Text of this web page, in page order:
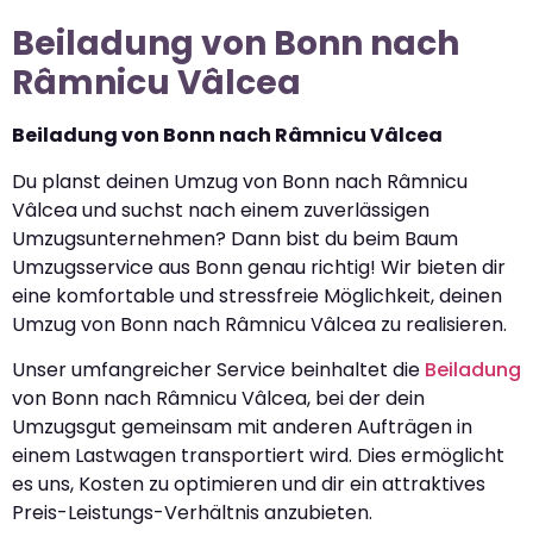
Beiladung von Bonn nach
Râmnicu Vâlcea
Beiladung von Bonn nach Râmnicu Vâlcea
Du planst deinen Umzug von Bonn nach Râmnicu
Vâlcea und suchst nach einem zuverlässigen
Umzugsunternehmen? Dann bist du beim Baum
Umzugsservice aus Bonn genau richtig! Wir bieten dir
eine komfortable und stressfreie Möglichkeit, deinen
Umzug von Bonn nach Râmnicu Vâlcea zu realisieren.
Unser umfangreicher Service beinhaltet die Beiladung
von Bonn nach Râmnicu Vâlcea, bei der dein
Umzugsgut gemeinsam mit anderen Aufträgen in
einem Lastwagen transportiert wird. Dies ermöglicht
es uns, Kosten zu optimieren und dir ein attraktives
Preis-Leistungs-Verhältnis anzubieten.